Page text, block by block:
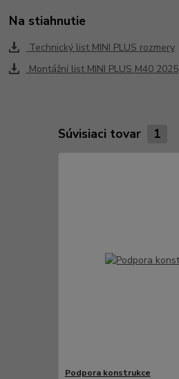
Na stiahnutie
Technický list MINI PLUS rozmery
Montážní list MINI PLUS M40 2025
Súvisiaci tovar 1
Podpora konstrukce